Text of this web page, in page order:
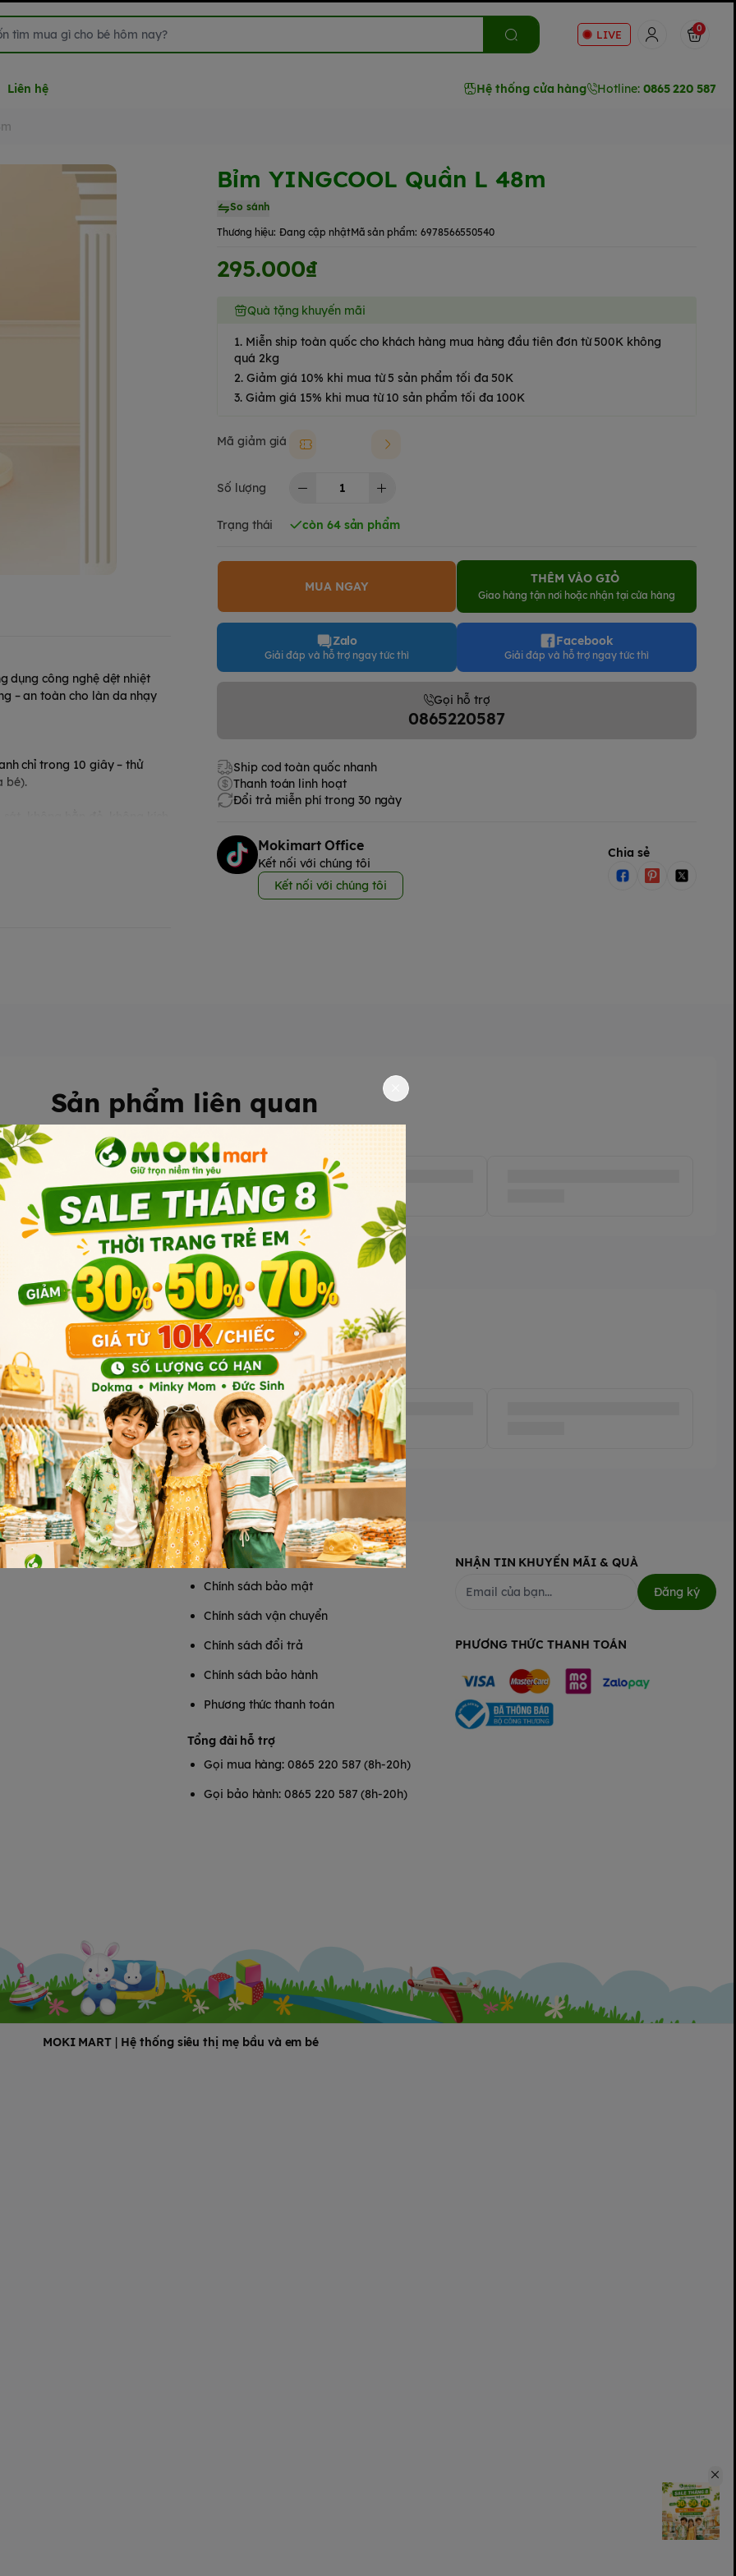
LIVE 0
Liên hệ Hệ thống cửa hàng Hotline: 0865 220 587
Bỉm YINGCOOL Quần L 48m
So sánh
Thương hiệu: Đang cập nhậtMã sản phẩm: 6978566550540
295.000₫
Quà tặng khuyến mãi
1. Miễn ship toàn quốc cho khách hàng mua hàng đầu tiên đơn từ 500K không
quá 2kg
2. Giảm giá 10% khi mua từ 5 sản phẩm tối đa 50K
3. Giảm giá 15% khi mua từ 10 sản phẩm tối đa 100K
Mã giảm giá Moki50k
Số lượng
Trạng thái còn 64 sản phẩm
MUA NGAY
THÊM VÀO GIỎ
Giao hàng tận nơi hoặc nhận tại cửa hàng
Zalo
Giải đáp và hỗ trợ ngay tức thì
Facebook
Giải đáp và hỗ trợ ngay tức thì
Gọi hỗ trợ
0865220587
Ship cod toàn quốc nhanh
Thanh toán linh hoạt
Đổi trả miễn phí trong 30 ngày
Mokimart Office
Kết nối với chúng tôi
Kết nối với chúng tôi
Chia sẻ
dụng công nghệ dệt nhiệt
– an toàn cho làn da nhạy
chỉ trong 10 giây – thử
bé).
chạm mây, ngăn tràn hiệu
khí suốt 8 giờ, giúp bé
Sản phẩm liên quan
Sản phẩm cùng phân khúc
HỖ TRỢ KHÁCH HÀNG
Chính sách bảo mật
Chính sách vận chuyển
Chính sách đổi trả
Chính sách bảo hành
Phương thức thanh toán
Tổng đài hỗ trợ
Gọi mua hàng: 0865 220 587 (8h-20h)
Gọi bảo hành: 0865 220 587 (8h-20h)
NHẬN TIN KHUYẾN MÃI & QUÀ
Đăng ký
PHƯƠNG THỨC THANH TOÁN
MOKI MART | Hệ thống siêu thị mẹ bầu và em bé